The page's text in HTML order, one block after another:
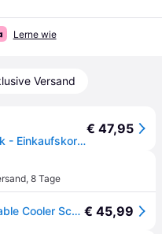
Lerne wie
Versand
reisenthel - Coolerbag XL Black - Einkaufskorb , 30 l - schwarz
€ 47,95
, 8 Tage
Reisenthel Coolerbag Xl Soft Portable Cooler Schwarz € 45,99